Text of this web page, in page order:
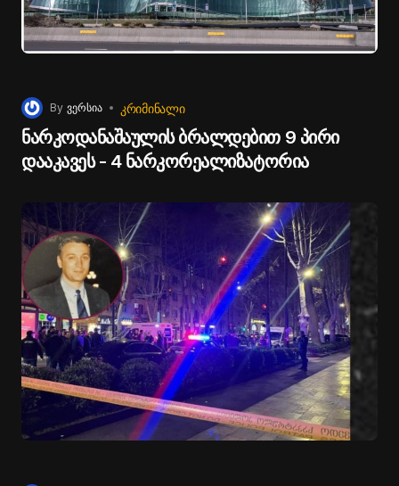
By ვერსია ᲙᲠᲘᲛᲘᲜᲐᲚᲘ
ნარკოდანაშაულის ბრალდებით 9 პირი
დააკავეს - 4 ნარკორეალიზატორია